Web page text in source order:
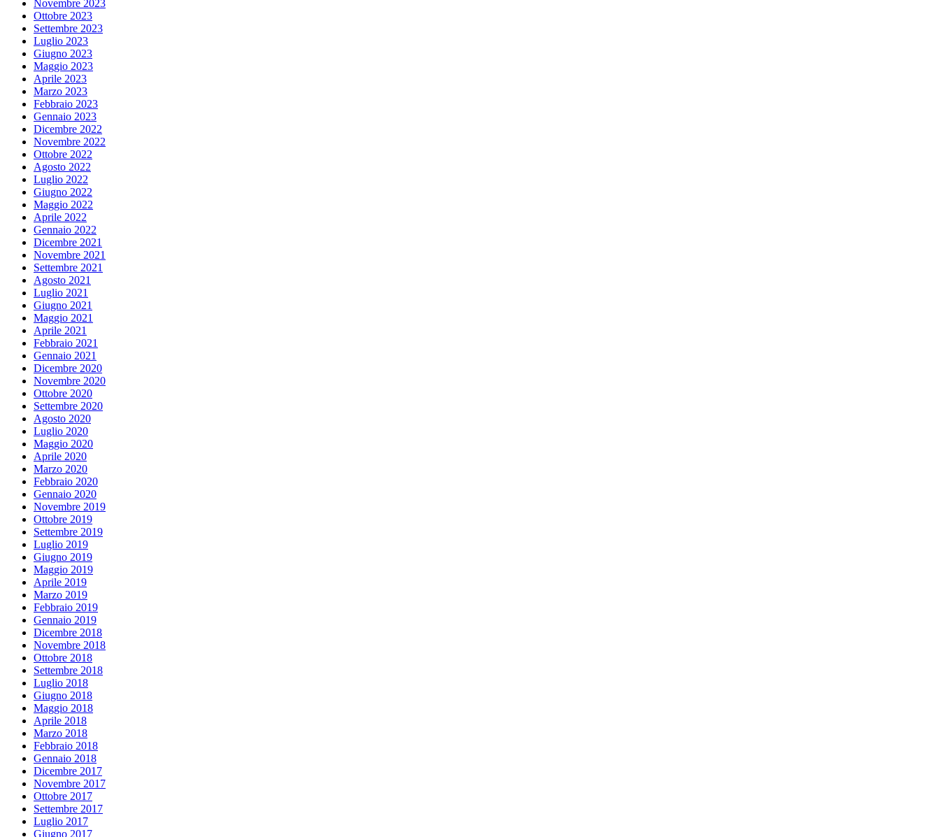
Novembre 2023
Ottobre 2023
Settembre 2023
Luglio 2023
Giugno 2023
Maggio 2023
Aprile 2023
Marzo 2023
Febbraio 2023
Gennaio 2023
Dicembre 2022
Novembre 2022
Ottobre 2022
Agosto 2022
Luglio 2022
Giugno 2022
Maggio 2022
Aprile 2022
Gennaio 2022
Dicembre 2021
Novembre 2021
Settembre 2021
Agosto 2021
Luglio 2021
Giugno 2021
Maggio 2021
Aprile 2021
Febbraio 2021
Gennaio 2021
Dicembre 2020
Novembre 2020
Ottobre 2020
Settembre 2020
Agosto 2020
Luglio 2020
Maggio 2020
Aprile 2020
Marzo 2020
Febbraio 2020
Gennaio 2020
Novembre 2019
Ottobre 2019
Settembre 2019
Luglio 2019
Giugno 2019
Maggio 2019
Aprile 2019
Marzo 2019
Febbraio 2019
Gennaio 2019
Dicembre 2018
Novembre 2018
Ottobre 2018
Settembre 2018
Luglio 2018
Giugno 2018
Maggio 2018
Aprile 2018
Marzo 2018
Febbraio 2018
Gennaio 2018
Dicembre 2017
Novembre 2017
Ottobre 2017
Settembre 2017
Luglio 2017
Giugno 2017